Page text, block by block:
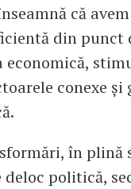
că
din punct
economică,
conexe și
în
deloc politică,